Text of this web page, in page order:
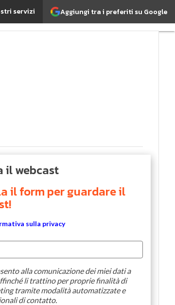
Aggiungi tra i preferiti su Google
servizi
EnergyUP
il webcast
il form per guardare il
ativa sulla privacy
alla comunicazione dei miei dati a
li trattino per proprie finalità di
tramite modalità automatizzate e
di contatto.